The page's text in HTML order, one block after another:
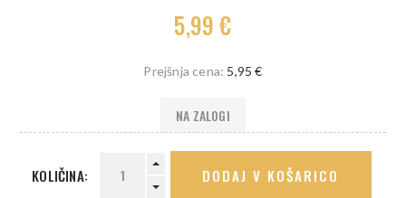
5,99 €
Prejšnja cena: 5,95 €
NA ZALOGI
KOLIČINA: DODAJ V KOŠARICO